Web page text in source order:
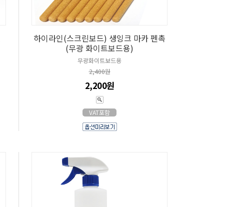
하이라인(스크린보드) 생잉크 마카 펜촉
(무광 화이트보드용)
무광화이트보드용
2,400원
2,200원
VAT포함